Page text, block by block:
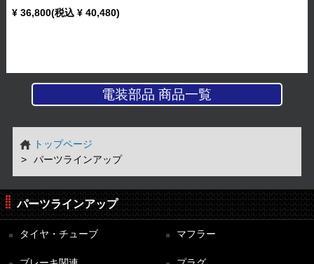
¥ 36,800(税込 ¥ 40,480)
電装部品 商品一覧
トップページ
パーツラインアップ
パーツラインアップ
タイヤ・チューブ マフラー